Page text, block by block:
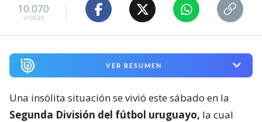
10.070
visitas
VER RESUMEN
Una insólita situación se vivió este sábado en la
Segunda División del fútbol uruguayo, la cual